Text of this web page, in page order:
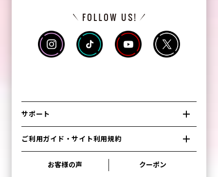
サポート
ご利用ガイド・サイト利用規約
お客様の声 クーポン